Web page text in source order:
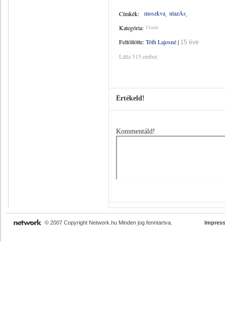
Címkék: moszkva utazÁs
Kategória: Utazás
Feltöltötte:Tóth Lajosné| 15 éve
Látta 515 ember.
Értékeld!
Kommentáld!
© 2007 Copyright Network.hu Minden jog fenntartva.